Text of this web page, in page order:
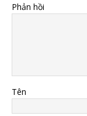
Phản hồi
Tên